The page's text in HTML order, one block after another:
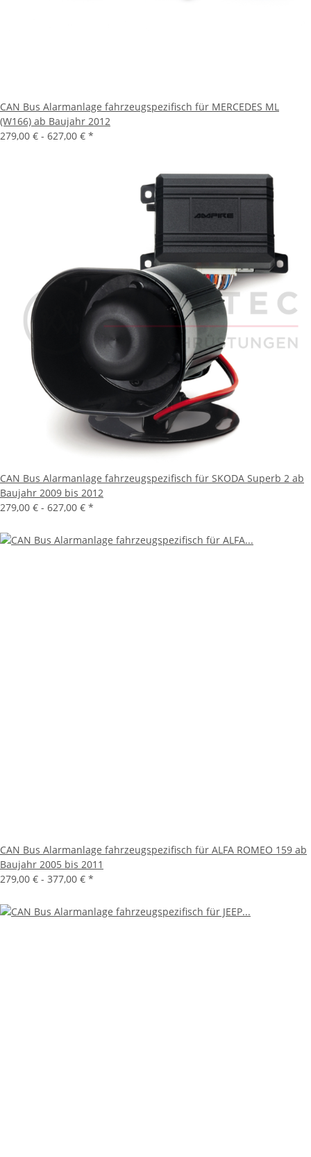
CAN Bus Alarmanlage fahrzeugspezifisch für MERCEDES ML
(W166) ab Baujahr 2012
279,00 € - 627,00 € *
CAN Bus Alarmanlage fahrzeugspezifisch für SKODA Superb 2 ab
Baujahr 2009 bis 2012
279,00 € - 627,00 € *
CAN Bus Alarmanlage fahrzeugspezifisch für ALFA ROMEO 159 ab
Baujahr 2005 bis 2011
279,00 € - 377,00 € *